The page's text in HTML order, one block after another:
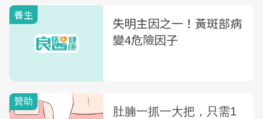
養生
失明主因之一！黃斑部病
變4危險因子